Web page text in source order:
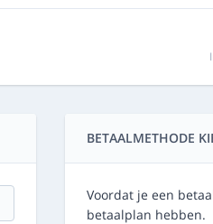
BETAALMETHODE
Voordat je een
betaalplan hebben.